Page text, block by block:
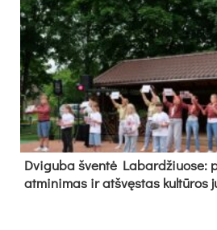
Dvi­gu­ba šven­tė La­bar­džiuo­se:
at­mi­ni­mas ir at­švęs­tas kul­tū­ros